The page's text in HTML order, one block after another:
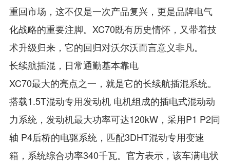
重回市场，这不仅是一次产品复兴，更是品牌电气
化战略的重要注脚。XC70既有历史情怀，又带着技
术升级归来，它的回归对沃尔沃而言意义非凡。
长续航插混，日常通勤基本靠电
XC70最大的亮点之一，就是它的长续航插混系统。
搭载1.5T混动专用发动机 电机组成的插电式混动动
力系统，发动机最大功率可达120kW，采用P1 P2同
轴 P4后桥的电驱系统，匹配3DHT混动专用变速
箱，系统综合功率340千瓦。官方表示，该车满电状